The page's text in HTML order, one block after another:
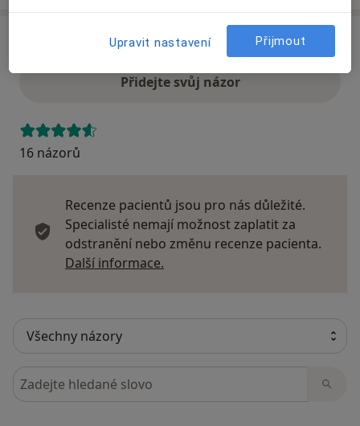
Přidejte svůj názor
16 názorů
Recenze pacientů jsou pro nás důležité.
Specialisté nemají možnost zaplatit za
odstranění nebo změnu recenze pacienta.
Další informace.
Hledejte v názorech
Upravit nastavení Přijmout